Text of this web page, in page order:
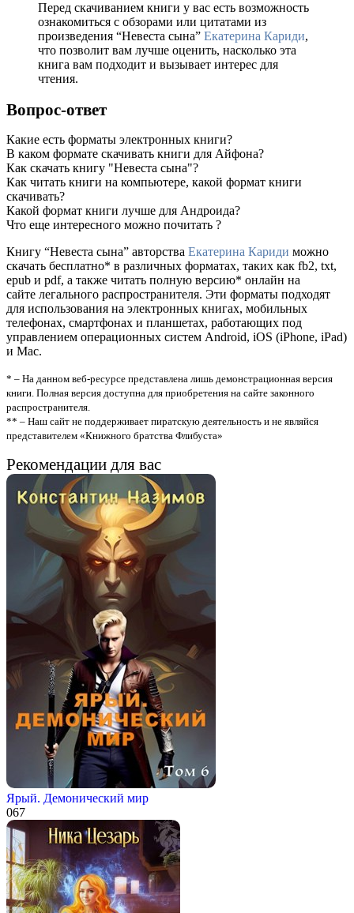
Перед скачиванием книги у вас есть возможность
ознакомиться с обзорами или цитатами из
произведения “Невеста сына” Екатерина Кариди,
что позволит вам лучше оценить, насколько эта
книга вам подходит и вызывает интерес для
чтения.
Вопрос-ответ
Какие есть форматы электронных книги?
В каком формате скачивать книги для Айфона?
Как скачать книгу "Невеста сына"?
Как читать книги на компьютере, какой формат книги
скачивать?
Какой формат книги лучше для Андроида?
Что еще интересного можно почитать ?
Книгу “Невеста сына” авторства Екатерина Кариди можно
скачать бесплатно* в различных форматах, таких как fb2, txt,
epub и pdf, а также читать полную версию* онлайн на
сайте легального распространителя. Эти форматы подходят
для использования на электронных книгах, мобильных
телефонах, смартфонах и планшетах, работающих под
управлением операционных систем Android, iOS (iPhone, iPad)
и Mac.
* – На данном веб-ресурсе представлена лишь демонстрационная версия
книги. Полная версия доступна для приобретения на сайте законного
распространителя.
** – Наш сайт не поддерживает пиратскую деятельность и не являйся
представителем «Книжного братства Флибуста»
Рекомендации для вас
Ярый. Демонический мир
067